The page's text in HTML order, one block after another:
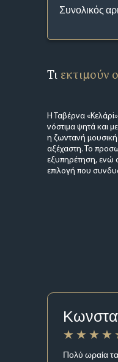
Συνολικός
Τι εκτιμούν
Η Ταβέρνα
νόστιμα ψητά και
η ζωντανή μουσική
αξέχαστη. Το
εξυπηρέτηση, ενώ
επιλογή που
Πολύ ωραία